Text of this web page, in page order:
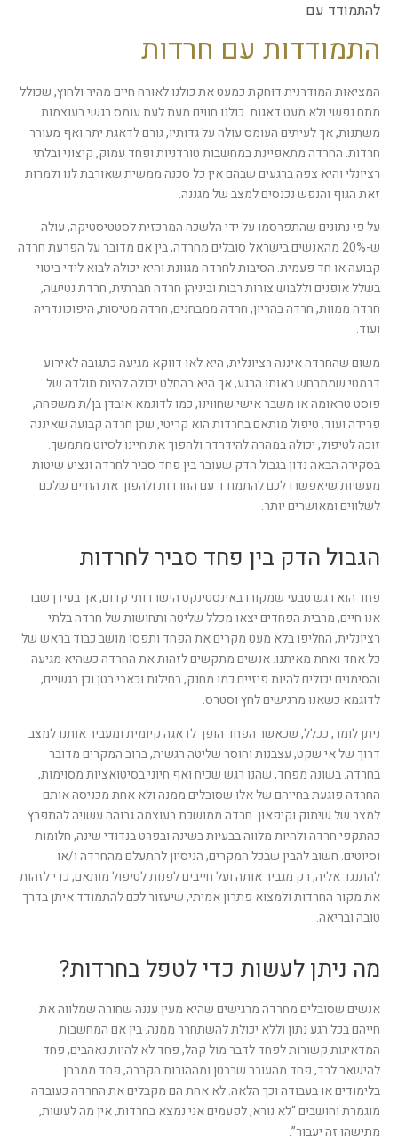
format_underlined הוסף קו תחתון לקישורים
להתמודד עם
התמודדות עם חרדות
המציאות המודרנית דוחקת כמעט את כולנו לאורח חיים מהיר ולחוץ, שכולל
מתח נפשי ולא מעט דאגות. כולנו חווים מעת לעת עומס רגשי בעוצמות
משתנות, אך לעיתים העומס עולה על גדותיו, גורם לדאגת יתר ואף מעורר
חרדות. החרדה מתאפיינת במחשבות טורדניות ופחד עמוק, קיצוני ובלתי
רציונלי והיא צפה ברגעים שבהם אין כל סכנה ממשית שאורבת לנו ולמרות
זאת הגוף והנפש נכנסים למצב של מגננה.
על פי נתונים שהתפרסמו על ידי הלשכה המרכזית לסטטיסטיקה, עולה
ש-20% מהאנשים בישראל סובלים מחרדה, בין אם מדובר על הפרעת חרדה
קבועה או חד פעמית. הסיבות לחרדה מגוונת והיא יכולה לבוא לידי ביטוי
בשלל אופנים וללבוש צורות רבות וביניהן חרדה חברתית, חרדת נטישה,
חרדה ממוות, חרדה בהריון, חרדה ממבחנים, חרדה מטיסות, היפוכונדריה
ועוד.
משום שהחרדה איננה רציונלית, היא לאו דווקא מגיעה כתגובה לאירוע
דרמטי שמתרחש באותו הרגע, אך היא בהחלט יכולה להיות תולדה של
פוסט טראומה או משבר אישי שחווינו, כמו לדוגמא אובדן בן/ת משפחה,
פרידה ועוד. טיפול מותאם בחרדות הוא קריטי, שכן חרדה קבועה שאיננה
זוכה לטיפול, יכולה במהרה להידרדר ולהפוך את חיינו לסיוט מתמשך.
בסקירה הבאה נדון בגבול הדק שעובר בין פחד סביר לחרדה ונציע שיטות
מעשיות שיאפשרו לכם להתמודד עם החרדות ולהפוך את החיים שלכם
לשלווים ומאושרים יותר.
הגבול הדק בין פחד סביר לחרדות
פחד הוא רגש טבעי שמקורו באינסטינקט הישרדותי קדום, אך בעידן שבו
אנו חיים, מרבית הפחדים יצאו מכלל שליטה ותחושות של חרדה בלתי
רציונלית, החליפו בלא מעט מקרים את הפחד ותפסו מושב כבוד בראש של
כל אחד ואחת מאיתנו. אנשים מתקשים לזהות את החרדה כשהיא מגיעה
והסימנים יכולים להיות פיזיים כמו מחנק, בחילות וכאבי בטן וכן רגשיים,
לדוגמא כשאנו מרגישים לחץ וסטרס.
ניתן לומר, ככלל, שכאשר הפחד הופך לדאגה קיומית ומעביר אותנו למצב
דרוך של אי שקט, עצבנות וחוסר שליטה רגשית, ברוב המקרים מדובר
בחרדה. בשונה מפחד, שהנו רגש שכיח ואף חיוני בסיטואציות מסוימות,
החרדה פוגעת בחייהם של אלו שסובלים ממנה ולא אחת מכניסה אותם
למצב של שיתוק וקיפאון. חרדה ממושכת בעוצמה גבוהה עשויה להתפרץ
כהתקפי חרדה ולהיות מלווה בבעיות בשינה ובפרט בנדודי שינה, חלומות
וסיוטים. חשוב להבין שבכל המקרים, הניסיון להתעלם מהחרדה ו/או
להתנגד אליה, רק מגביר אותה ועל חייבים לפנות לטיפול מותאם, כדי לזהות
את מקור החרדות ולמצוא פתרון אמיתי, שיעזור לכם להתמודד איתן בדרך
טובה ובריאה.
מה ניתן לעשות כדי לטפל בחרדות?
אנשים שסובלים מחרדה מרגישים שהיא מעין עננה שחורה שמלווה את
חייהם בכל רגע נתון וללא יכולת להשתחרר ממנה. בין אם המחשבות
המדאיגות קשורות לפחד לדבר מול קהל, פחד לא להיות נאהבים, פחד
להישאר לבד, פחד מהעובר שבבטן ומההורות הקרבה, פחד ממבחן
בלימודים או בעבודה וכך הלאה. לא אחת הם מקבלים את החרדה כעובדה
מוגמרת וחושבים “לא נורא, לפעמים אני נמצא בחרדות, אין מה לעשות,
מתישהו זה יעבור”.